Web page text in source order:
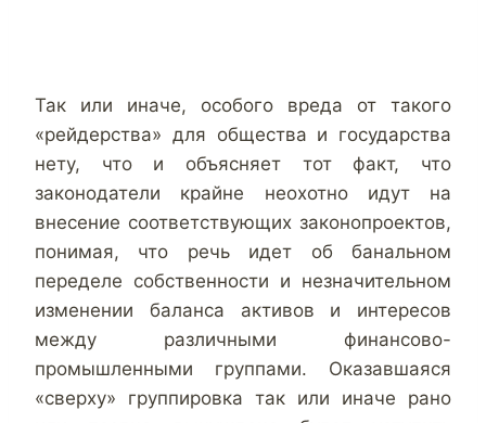
Так или иначе, особого вреда от такого
«рейдерства» для общества и государства
нету, что и объясняет тот факт, что
законодатели крайне неохотно идут на
внесение соответствующих законопроектов,
понимая, что речь идет об банальном
переделе собственности и незначительном
изменении баланса активов и интересов
между различными финансово-
промышленными группами. Оказавшаяся
«сверху» группировка так или иначе рано